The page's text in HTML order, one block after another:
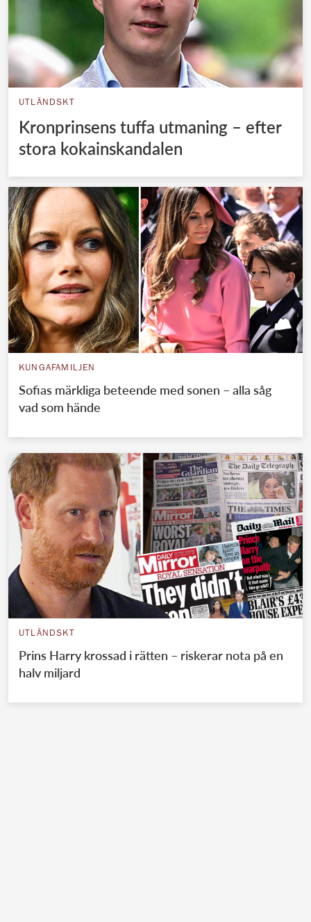
UTLÄNDSKT
Kronprinsens tuffa utmaning – efter
stora kokainskandalen
KUNGAFAMILJEN
Sofias märkliga beteende med sonen – alla såg
vad som hände
UTLÄNDSKT
Prins Harry krossad i rätten – riskerar nota på en
halv miljard